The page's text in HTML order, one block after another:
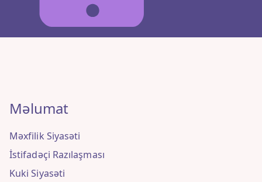
Məlumat
Məxfilik Siyasəti
İstifadəçi Razılaşması
Kuki Siyasəti